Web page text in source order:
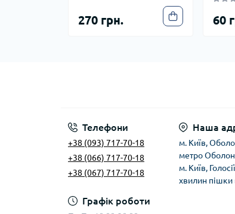
270 грн. 60
Телефони
+38 (093) 717-70-18
+38 (066) 717-70-18
+38 (067) 717-70-18
Графік роботи
Наша
м. Київ,
метро
м. Київ,
хвилин пішки